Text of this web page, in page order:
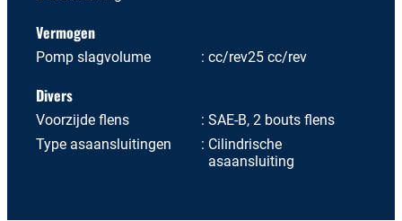
Vermogen
Pomp slagvolume cc/rev25 cc/rev
Divers
Voorzijde flens
SAE-B, 2 bouts flens
Type asaansluitingen
Cilindrische
asaansluiting